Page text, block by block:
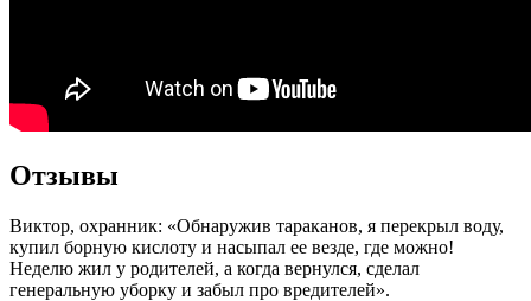
Отзывы
Виктор, охранник: «Обнаружив тараканов, я перекрыл воду,
купил борную кислоту и насыпал ее везде, где можно!
Неделю жил у родителей, а когда вернулся, сделал
генеральную уборку и забыл про вредителей».